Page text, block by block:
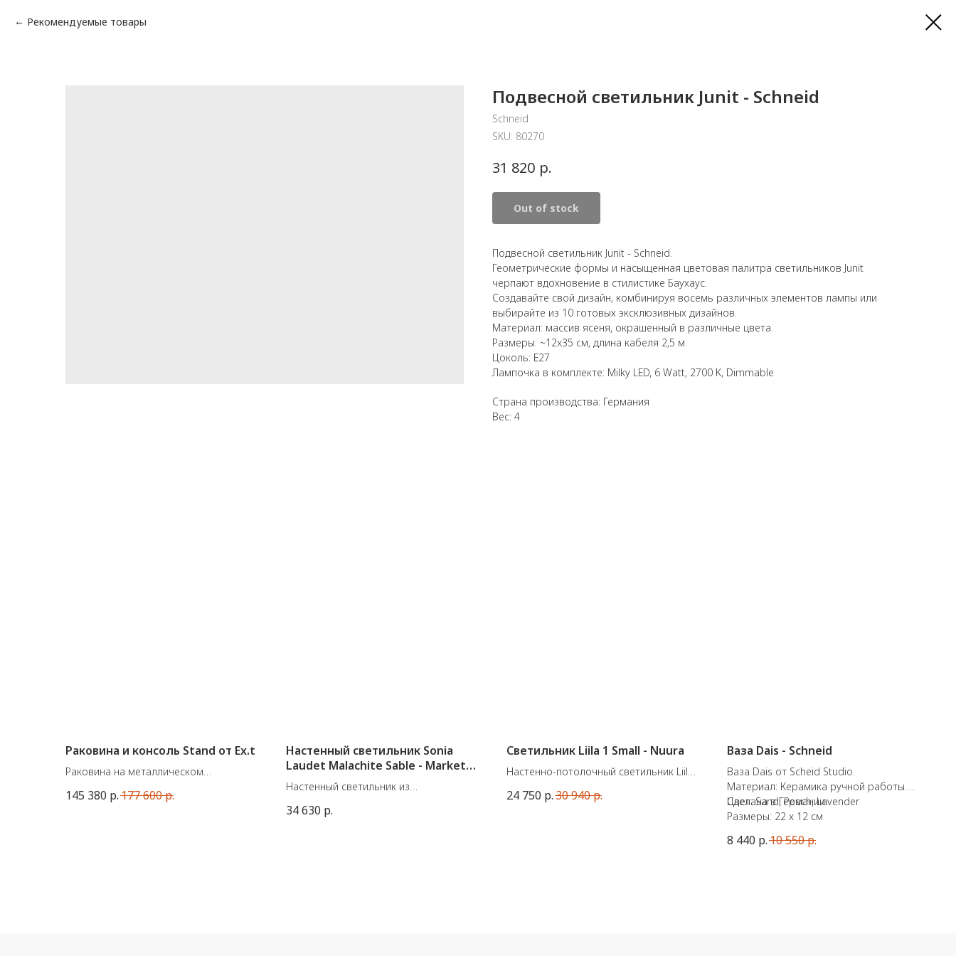
Рекомендуемые товары
Подвесной светильник Junit - Schneid
Schneid
SKU: 80270
31 820 р.
Out of stock
Подвесной светильник Junit - Schneid.
Геометрические формы и насыщенная цветовая палитра светильников Junit
черпают вдохновение в стилистике Баухаус.
Создавайте свой дизайн, комбинируя восемь различных элементов лампы или
выбирайте из 10 готовых эксклюзивных дизайнов.
Материал: массив ясеня, окрашенный в различные цвета.
Размеры: ~12x35 см, длина кабеля 2,5 м.
Цоколь: E27
Лампочка в комплекте: Milky LED, 6 Watt, 2700 K, Dimmable
Страна производства: Германия
Вес: 4
Раковина и консоль Stand от Ex.t
Раковина на металлическом
выполнена из инновационного
145 380 р.177 600р.
Настенный светильник Sonia
Laudet Malachite Sable - Market
Set
Настенный светильник из
Market Set и дизайнера Sonia Laudet.
34 630 р.
Светильник Liila 1 Small - Nuura
Настенно-потолочный светильник Liila
Подходит для ванных комнат. IP 44.
24 750 р.30 940р.
Ваза Dais - Schneid
Ваза Dais от Scheid Studio.
Материал: Керамика ручной работы.
Сделана в Германии.
Цвет: Sand, Peach, Lavender
Размеры: 22 x 12 см
8 440 р.10 550р.